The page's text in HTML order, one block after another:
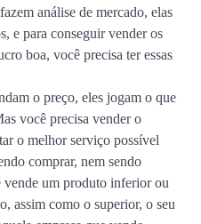
análise de mercado, elas
e para conseguir vender os
boa, você precisa ter essas
o preço, eles jogam o que
você precisa vender o
o melhor serviço possível
comprar, nem sendo
vende um produto inferior ou
assim como o superior, o seu